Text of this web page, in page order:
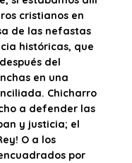
cristianos en
de las nefastas
históricas, que
del
en una
Chicharro
a defender las
y justicia; el
O a los
por